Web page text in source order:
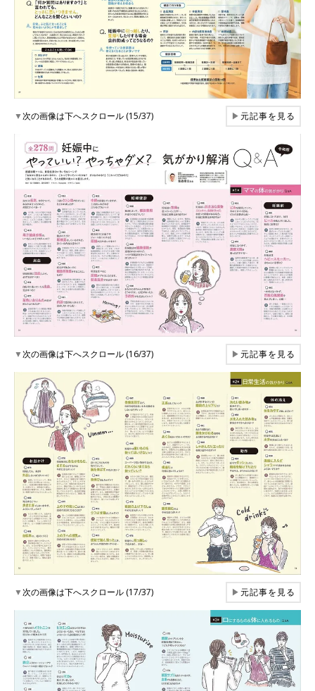
▼次の画像は下へスクロール (15/37) ▶元記事を見る
▼次の画像は下へスクロール (16/37) ▶元記事を見る
▼次の画像は下へスクロール (17/37) ▶元記事を見る